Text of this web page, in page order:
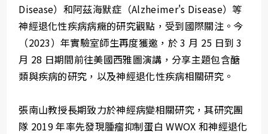
Disease）和阿茲海默症（Alzheimer's Disease）等
神經退化性疾病病癥的研究觀點，受到國際關注。今
（2023）年實驗室師生再度獲邀，於 3 月 25 日到 3
月 28 日期間前往美國西雅圖演講，分享主題包含醣
類與疾病的研究，以及神經退化性疾病相關研究。
張南山教授長期致力於神經病變相關研究，其研究團
隊 2019 年率先發現腫瘤抑制蛋白 WWOX 和神經退化